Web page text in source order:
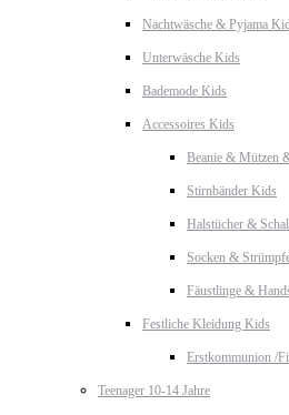
Nachtwäsche & Pyjama
Unterwäsche Kids
Bademode Kids
Accessoires Kids
Beanie & Mützen
Stirnbänder Kids
Halstücher &
Socken &
Fäustlinge &
Festliche Kleidung Kids
Erstkommunion /
Teenager 10-14 Jahre